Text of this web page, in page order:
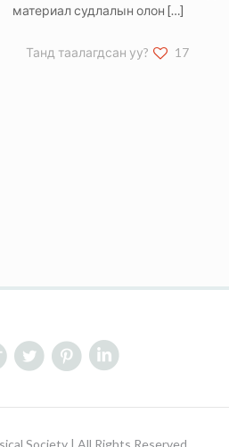
материал судлалын олон […]
Танд таалагдсан уу? 17